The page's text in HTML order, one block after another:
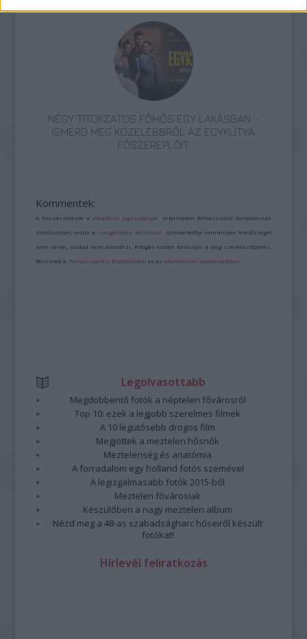
NÉGY TITOKZATOS FŐHŐS EGY LAKÁSBAN -
ISMERD MEG KÖZELEBBRŐL AZ EGYKUTYA
FŐSZEREPLŐIT
Kommentek:
A hozzászólások avonatkozó jogszabályok értelmében felhasználói tartalomnak
minősülnek, értük a szolgáltatás technikai üzemeltetője semmilyen felelősséget
nem vállal, azokat nem ellenőrzi. Kifogás esetén forduljon a blog szerkesztőjéhez.
Részletek a Felhasználási feltételekben és azadatvédelmi tájékoztatóban
Legolvasottabb
Megdöbbentő fotók a néptelen fővárosról
Top 10: ezek a legjobb szerelmes filmek
A 10 legütősebb drogos film
Megjöttek a meztelen hősnők
Meztelenség és anatómia
A forradalom egy holland fotós szemével
A legizgalmasabb fotók 2015-ből
Meztelen fővárosiak
Készülőben a nagy meztelen album
Nézd meg a 48-as szabadságharc hőseiről készült
fotókat!
Hírlevél feliratkozás